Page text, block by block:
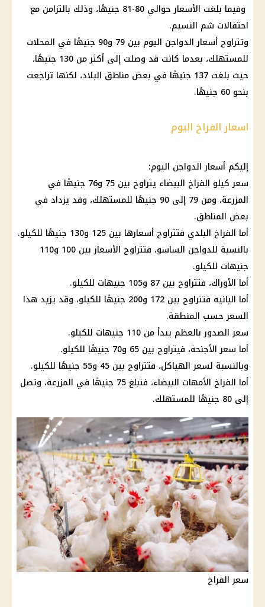
وفيما بلغت الأسعار حوالي 80-81 جنيهًا، وذلك بالتزامن مع
احتفالات شم النسيم.
وتتراوح أسعار الدواجن اليوم بين 79 و90 جنيهًا في المحلات
للمستهلك، بعدما كانت قد وصلت إلى أكثر من 130 جنيهًا،
حيث بلغت 137 جنيهًا في بعض مناطق البلاد، لكنها تراجعت
بنحو 60 جنيهًا.
اسعار الفراخ اليوم
إليكم أسعار الدواجن اليوم:
سعر كيلو الفراخ البيضاء يتراوح بين 75 و76 جنيهًا في
المزرعة، ومن 79 إلى 90 جنيهًا للمستهلك، وقد يزداد في
بعض المناطق.
أما الفراخ البلدي فتتراوح أسعارها بين 125 و130 جنيهًا للكيلو.
بالنسبة للدواجن الساسو، فتتراوح الأسعار بين 100 و110
جنيهات للكيلو.
أما الأوراك، فتتراوح بين 87 و105 جنيهات للكيلو.
أما البانيه فتتراوح بين 172 و200 جنيهًا للكيلو، وقد يزيد هذا
السعر حسب المنطقة.
سعر الصدور بالعظم يبدأ من 110 جنيهات للكيلو.
أما سعر الأجنحة، فيتراوح بين 65 و70 جنيهًا للكيلو.
وبالنسبة لسعر الهياكل، فتتراوح بين 45 و55 جنيهًا للكيلو.
أما الفراخ الأمهات البيضاء، فتبلغ 75 جنيهًا في المزرعة، وتصل
إلى 80 جنيهًا للمستهلك.
سعر الفراخ